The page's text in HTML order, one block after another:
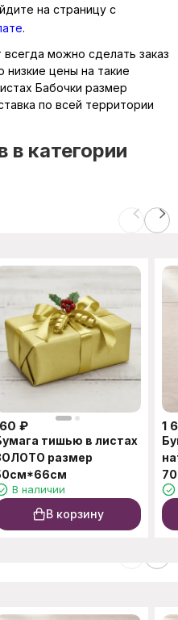
на страницу с
.
можно сделать заказ
низкие цены на такие
Бабочки размер
по всей территории
в категории
₽
тишью в листах
размер
В наличии
В корзину
1